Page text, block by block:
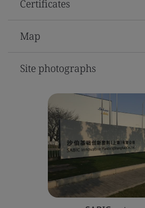
Certificates
Map
Site photographs